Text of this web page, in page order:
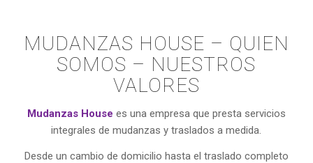
MUDANZAS HOUSE – QUIEN
SOMOS – NUESTROS
VALORES
Mudanzas House es una empresa que presta servicios
integrales de mudanzas y traslados a medida.
Desde un cambio de domicilio hasta el traslado completo